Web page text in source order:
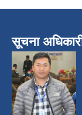
सूचना